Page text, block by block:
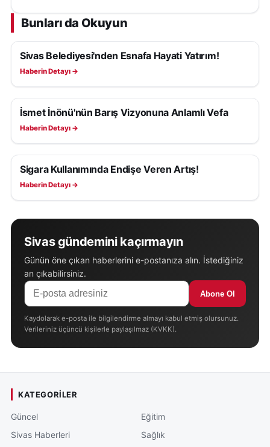
Bunları da Okuyun
SAĞLIK
Sivas Belediyesi'nden Esnafa Hayati Yatırım!
Haberin Detayı →
SAĞLIK
İsmet İnönü'nün Barış Vizyonuna Anlamlı Vefa
Haberin Detayı →
SAĞLIK
Sigara Kullanımında Endişe Veren Artış!
Haberin Detayı →
Sivas gündemini kaçırmayın
Günün öne çıkan haberlerini e-postanıza alın. İstediğiniz
an çıkabilirsiniz.
Abone Ol
Kaydolarak e-posta ile bilgilendirme almayı kabul etmiş olursunuz.
Verileriniz üçüncü kişilerle paylaşılmaz (KVKK).
KATEGORILER
Güncel
Sivas Haberleri
Eğitim
Sağlık